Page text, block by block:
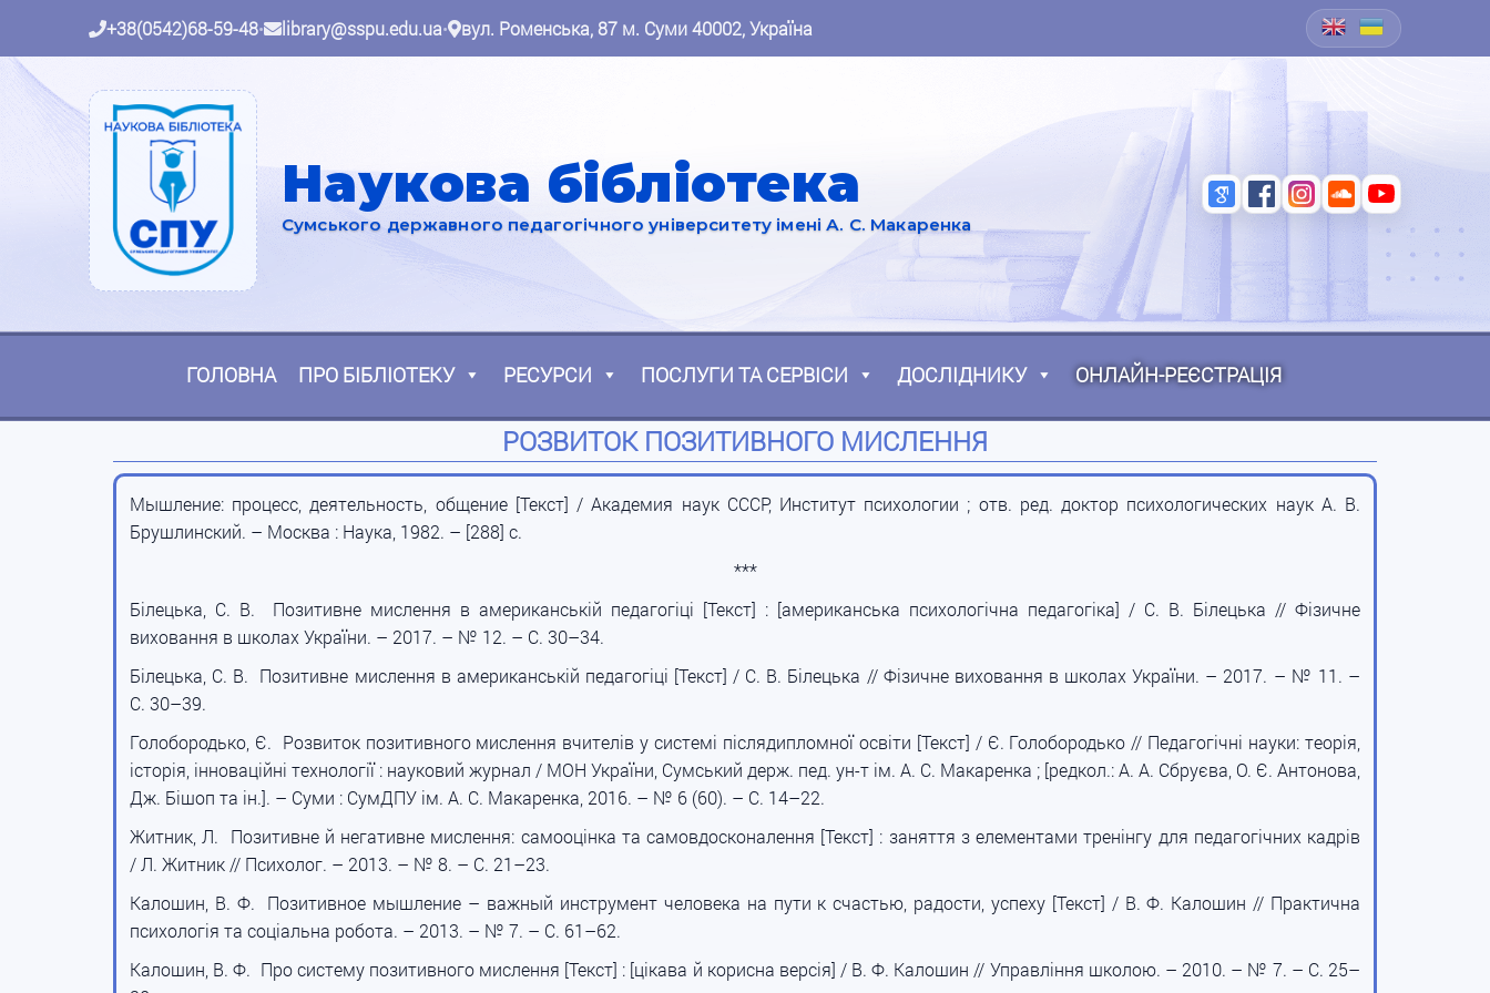
+38(0542)68-59-48• library@sspu.edu.ua• вул. Роменська, 87 м. Суми 40002, Україна
Наукова бібліотека
Сумського державного педагогічного університету імені А. С. Макаренка
ГОЛОВНА ПРО БІБЛІОТЕКУ РЕСУРСИ ПОСЛУГИ ТА СЕРВІСИ ДОСЛІДНИКУ ОНЛАЙН-РЕЄСТРАЦІЯ
РОЗВИТОК ПОЗИТИВНОГО МИСЛЕННЯ
Мышление: процесс, деятельность, общение [Текст] / Академия наук СССР, Институт психологии ; отв. ред. доктор психологических наук А. В.
Брушлинский. – Москва : Наука, 1982. – [288] c.
***
Білецька, С. В. Позитивне мислення в американській педагогіці [Текст] : [американська психологічна педагогіка] / С. В. Білецька // Фізичне
виховання в школах України. – 2017. – № 12. – С. 30–34.
Білецька, С. В. Позитивне мислення в американській педагогіці [Текст] / С. В. Білецька // Фізичне виховання в школах України. – 2017. – № 11. –
С. 30–39.
Голобородько, Є. Розвиток позитивного мислення вчителів у системі післядипломної освіти [Текст] / Є. Голобородько // Педагогічні науки: теорія,
історія, інноваційні технології : науковий журнал / МОН України, Сумський держ. пед. ун-т ім. А. С. Макаренка ; [редкол.: А. А. Сбруєва, О. Є. Антонова,
Дж. Бішоп та ін.]. – Суми : СумДПУ ім. А. С. Макаренка, 2016. – № 6 (60). – С. 14–22.
Житник, Л. Позитивне й негативне мислення: самооцінка та самовдосконалення [Текст] : заняття з елементами тренінгу для педагогічних кадрів
/ Л. Житник // Психолог. – 2013. – № 8. – С. 21–23.
Калошин, В. Ф. Позитивное мышление – важный инструмент человека на пути к счастью, радости, успеху [Текст] / В. Ф. Калошин // Практична
психологія та соціальна робота. – 2013. – № 7. – С. 61–62.
Калошин, В. Ф. Про систему позитивного мислення [Текст] : [цікава й корисна версія] / В. Ф. Калошин // Управління школою. – 2010. – № 7. – С. 25–